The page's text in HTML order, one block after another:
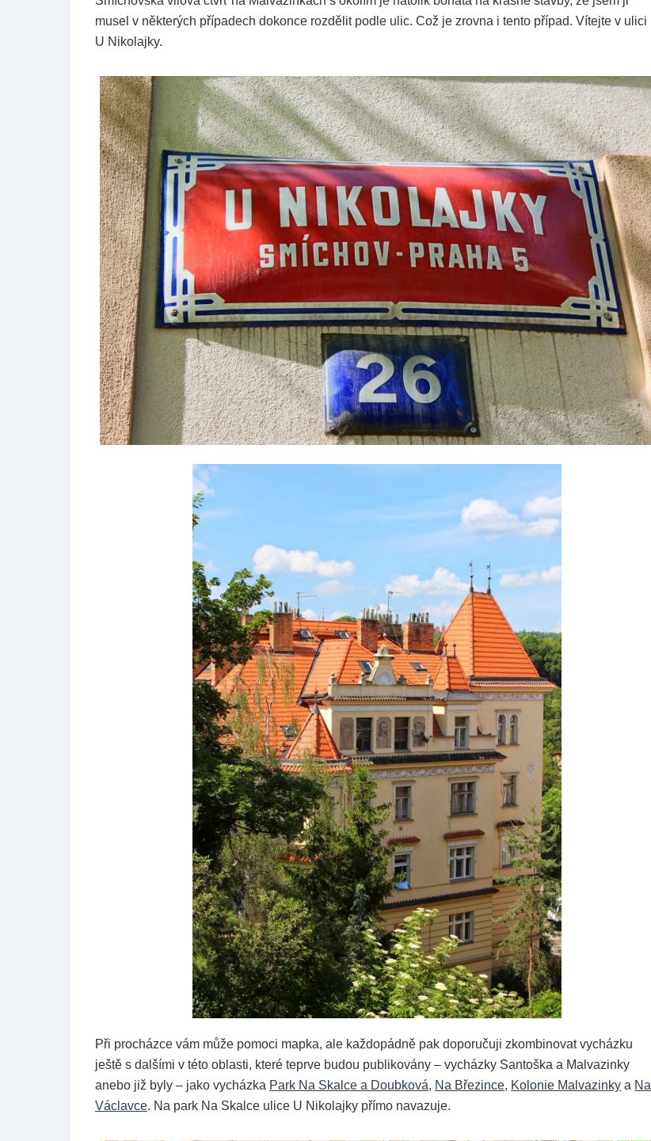
musel v některých případech dokonce rozdělit podle ulic. Což je zrovna i tento případ. Vítejte v ulici
U Nikolajky.
Při procházce vám může pomoci mapka, ale každopádně pak doporučuji zkombinovat vycházku
ještě s dalšími v této oblasti, které teprve budou publikovány – vycházky Santoška a Malvazinky
anebo již byly – jako vycházka Park Na Skalce a Doubková, Na Březince, Kolonie Malvazinky a Na
Václavce. Na park Na Skalce ulice U Nikolajky přímo navazuje.